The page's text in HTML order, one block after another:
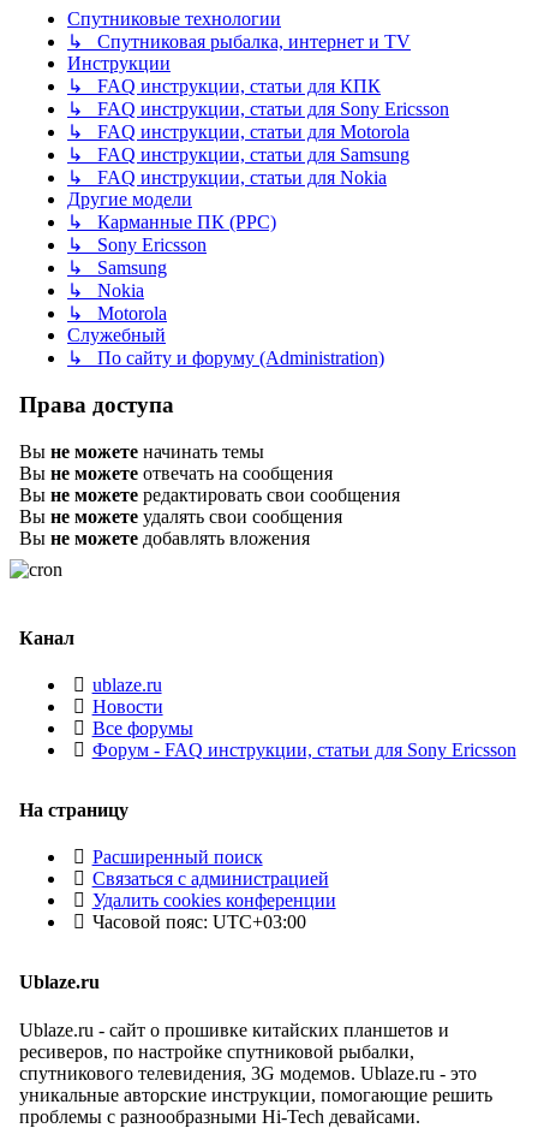
Спутниковые технологии
↳ Спутниковая рыбалка, интернет и TV
Инструкции
↳ FAQ инструкции, статьи для КПК
↳ FAQ инструкции, статьи для Sony Ericsson
↳ FAQ инструкции, статьи для Motorola
↳ FAQ инструкции, статьи для Samsung
↳ FAQ инструкции, статьи для Nokia
Другие модели
↳ Карманные ПК (PPC)
↳ Sony Ericsson
↳ Samsung
↳ Nokia
↳ Motorola
Служебный
↳ По сайту и форуму (Administration)
Права доступа
Вы не можете начинать темы
Вы не можете отвечать на сообщения
Вы не можете редактировать свои сообщения
Вы не можете удалять свои сообщения
Вы не можете добавлять вложения
Канал
ublaze.ru
Новости
Все форумы
Форум - FAQ инструкции, статьи для Sony Ericsson
На страницу
Расширенный поиск
Связаться с администрацией
Удалить cookies конференции
Часовой пояс: UTC+03:00
Ublaze.ru
Ublaze.ru - сайт о прошивке китайских планшетов и
ресиверов, по настройке спутниковой рыбалки,
спутникового телевидения, 3G модемов. Ublaze.ru - это
уникальные авторские инструкции, помогающие решить
проблемы с разнообразными Hi-Tech девайсами.